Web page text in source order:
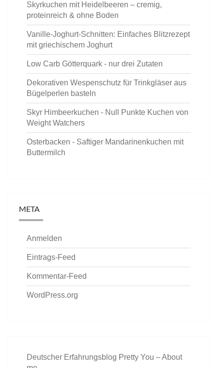
Skyrkuchen mit Heidelbeeren – cremig,
proteinreich & ohne Boden
Vanille-Joghurt-Schnitten: Einfaches Blitzrezept
mit griechischem Joghurt
Low Carb Götterquark - nur drei Zutaten
Dekorativen Wespenschutz für Trinkgläser aus
Bügelperlen basteln
Skyr Himbeerkuchen - Null Punkte Kuchen von
Weight Watchers
Osterbacken - Saftiger Mandarinenkuchen mit
Buttermilch
META
Anmelden
Eintrags-Feed
Kommentar-Feed
WordPress.org
Deutscher Erfahrungsblog Pretty You – About